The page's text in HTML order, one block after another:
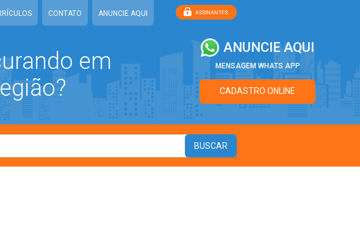
CONTATO ANUNCIE AQUI
em
ANUNCIE AQUI
MENSAGEM WHATS APP
CADASTRO ONLINE